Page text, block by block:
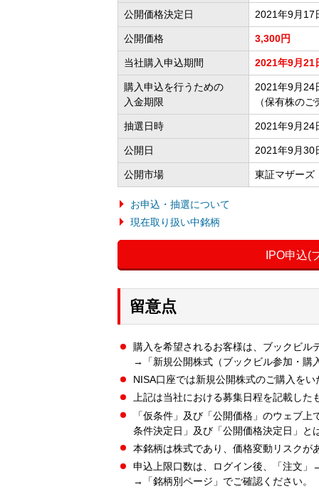
公開価格決定日 2021年9月17
公開価格 3,300円
当社購入申込期間 2021年9月21
購入申込を行うための
入金期限
2021年9月24
（保有株の
抽選日時 2021年9月24
公開日 2021年9月30
公開市場 東証マザーズ
お申込・抽選について
現在取り扱い中銘柄
IPO申込(
留意点
購入を希望されるお客様は、ブックビ
→「新規公開株式（ブックビル参加・購
NISA口座では新規公開株式のご購入を
上記は当社における募集日程を記載した
「仮条件」及び「公開価格」のウェブ
条件決定日」及び「公開価格決定日」と
本銘柄は株式であり、価格変動リスクが
申込上限口数は、ログイン後、「注文
→「銘柄別ページ」でご確認ください。